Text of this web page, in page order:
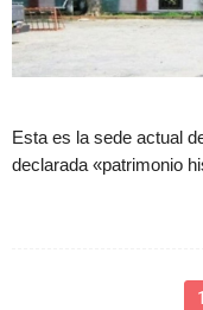
Esta es la sede actual
declarada «patrimonio
1